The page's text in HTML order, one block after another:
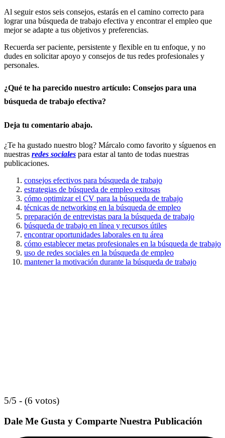
Al seguir estos seis consejos, estarás en el camino correcto para
lograr una búsqueda de trabajo efectiva y encontrar el empleo que
mejor se adapte a tus objetivos y preferencias.
Recuerda ser paciente, persistente y flexible en tu enfoque, y no
dudes en solicitar apoyo y consejos de tus redes profesionales y
personales.
¿Qué te ha parecido nuestro artículo: Consejos para una
búsqueda de trabajo efectiva?
Deja tu comentario abajo.
¿Te ha gustado nuestro blog? Márcalo como favorito y síguenos en
nuestras redes sociales para estar al tanto de todas nuestras
publicaciones.
consejos efectivos para búsqueda de trabajo
estrategias de búsqueda de empleo exitosas
cómo optimizar el CV para la búsqueda de trabajo
técnicas de networking en la búsqueda de empleo
preparación de entrevistas para la búsqueda de trabajo
búsqueda de trabajo en línea y recursos útiles
encontrar oportunidades laborales en tu área
cómo establecer metas profesionales en la búsqueda de trabajo
uso de redes sociales en la búsqueda de empleo
mantener la motivación durante la búsqueda de trabajo
5/5 - (6 votos)
Dale Me Gusta y Comparte Nuestra Publicación